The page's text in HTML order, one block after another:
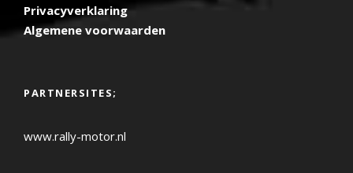
Privacyverklaring
Algemene voorwaarden
PARTNERSITES;
www.rally-motor.nl